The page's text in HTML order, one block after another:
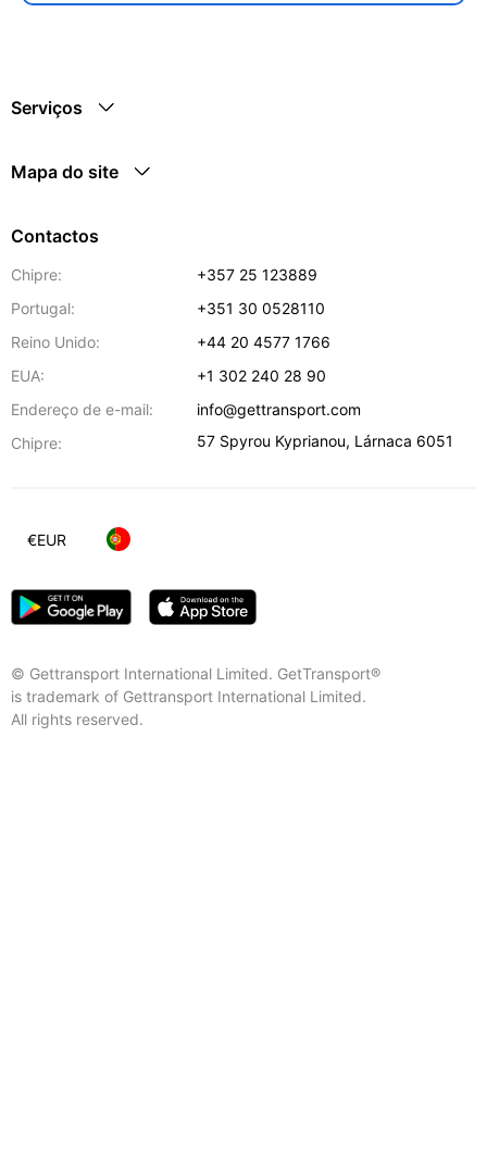
Serviços
Mapa do site
Contactos
Chipre:
+357 25 123889
Portugal:
+351 30 0528110
Reino Unido:
+44 20 4577 1766
EUA:
+1 302 240 28 90
Endereço de e-mail:
info@gettransport.com
Chipre:
57 Spyrou Kyprianou, Lárnaca 6051
© Gettransport International Limited. GetTransport®
is trademark of Gettransport International Limited.
All rights reserved.
€EUR